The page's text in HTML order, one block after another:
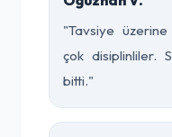
"Tavsiye
çok disiplinliler.
bitti."